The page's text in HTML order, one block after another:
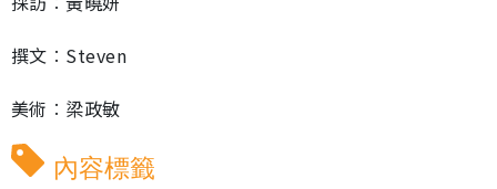
撰文︰Steven
美術︰梁政敏
內容標籤